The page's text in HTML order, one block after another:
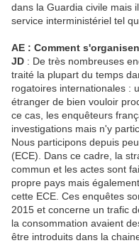
dans la Guardia civile mais
service interministériel tel
AE : Comment
JD : De très nombreuses
traité la plupart du temps
rogatoires internationales :
étranger de bien vouloir
ce cas, les enquêteurs
investigations mais n'y
Nous participons depuis
(ECE). Dans ce cadre, la
commun et les actes sont
propre pays mais
cette ECE. Ces enquêtes
2015 et concerne un trafic
la consommation avaient
être introduits dans la